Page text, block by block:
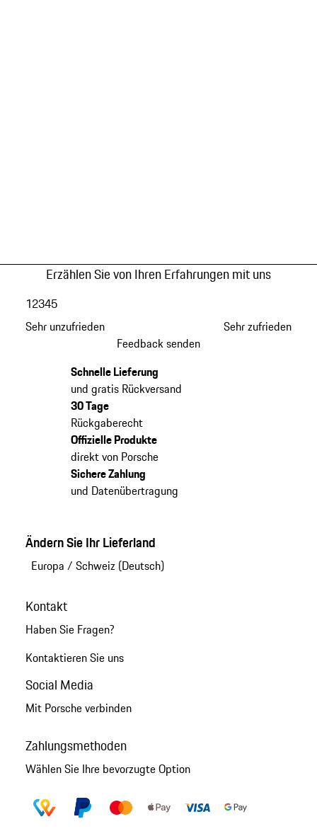
Erzählen Sie von Ihren Erfahrungen mit uns
Sehr unzufrieden
12345
Sehr zufrieden
Feedback senden
Schnelle Lieferung
und gratis Rückversand
30 Tage
Rückgaberecht
Offizielle Produkte
direkt von Porsche
Sichere Zahlung
und Datenübertragung
Ändern Sie Ihr Lieferland
Europa / Schweiz (Deutsch)
Kontakt
Haben Sie Fragen?
Kontaktieren Sie uns
Social Media
Mit Porsche verbinden
Zahlungsmethoden
Wählen Sie Ihre bevorzugte Option